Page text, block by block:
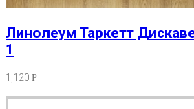
Линолеум Таркетт
1
1,120 Р